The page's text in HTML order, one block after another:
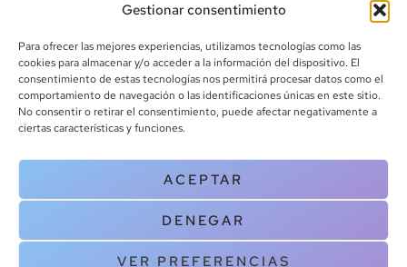
Gestionar consentimiento
Para ofrecer las mejores experiencias, utilizamos tecnologías como las
cookies para almacenar y/o acceder a la información del dispositivo. El
consentimiento de estas tecnologías nos permitirá procesar datos como el
comportamiento de navegación o las identificaciones únicas en este sitio.
No consentir o retirar el consentimiento, puede afectar negativamente a
ciertas características y funciones.
ACEPTAR
DENEGAR
VER PREFERENCIAS
info@canoalibros.com
pedidos@canoalibros.com
CONTACTO
Copyright © 2025 Canoa Libros. All Rights Reserved |
cookies|Política de privacidad|Terminos y condiciones| Aviso legal